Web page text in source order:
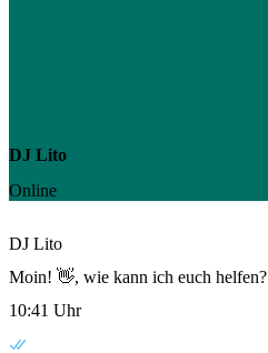
DJ Lito
Online
DJ Lito
Moin! 👋, wie kann ich euch helfen?
10:41 Uhr